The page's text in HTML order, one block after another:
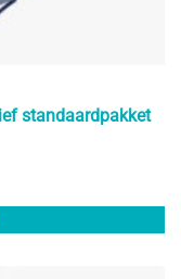
standaardpakket